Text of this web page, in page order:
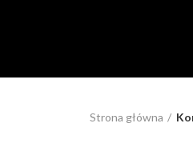
Strona główna